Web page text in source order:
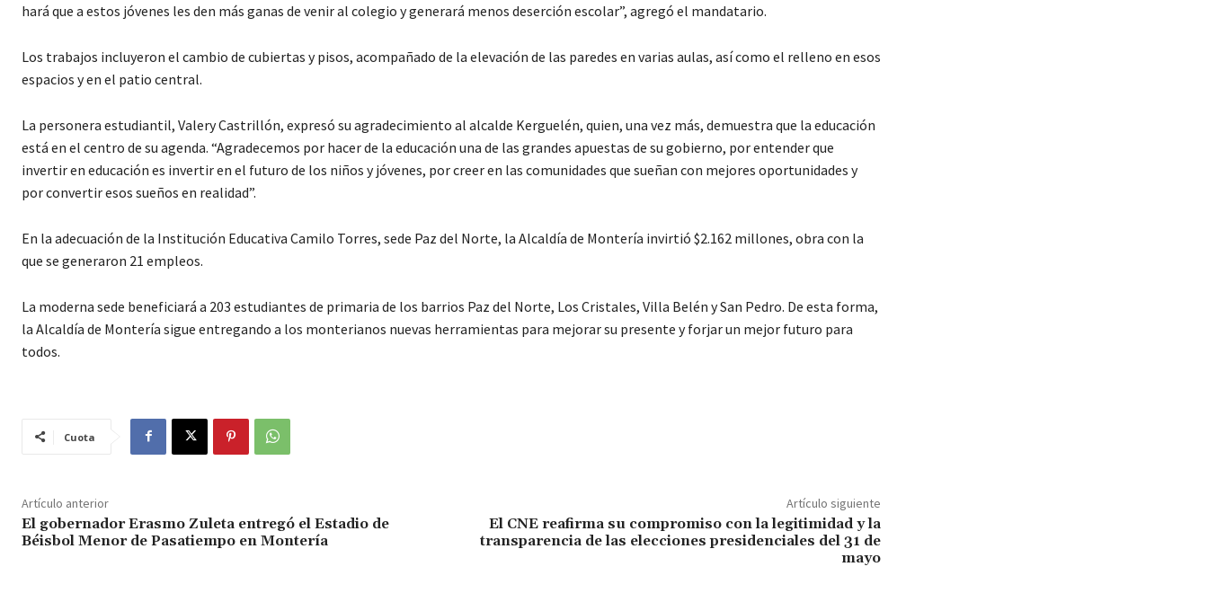
hará que a estos jóvenes les den más ganas de venir al colegio y generará menos deserción escolar”, agregó el mandatario.
Los trabajos incluyeron el cambio de cubiertas y pisos, acompañado de la elevación de las paredes en varias aulas, así como el relleno en esos
espacios y en el patio central.
La personera estudiantil, Valery Castrillón, expresó su agradecimiento al alcalde Kerguelén, quien, una vez más, demuestra que la educación
está en el centro de su agenda. “Agradecemos por hacer de la educación una de las grandes apuestas de su gobierno, por entender que
invertir en educación es invertir en el futuro de los niños y jóvenes, por creer en las comunidades que sueñan con mejores oportunidades y
por convertir esos sueños en realidad”.
En la adecuación de la Institución Educativa Camilo Torres, sede Paz del Norte, la Alcaldía de Montería invirtió $2.162 millones, obra con la
que se generaron 21 empleos.
La moderna sede beneficiará a 203 estudiantes de primaria de los barrios Paz del Norte, Los Cristales, Villa Belén y San Pedro. De esta forma,
la Alcaldía de Montería sigue entregando a los monterianos nuevas herramientas para mejorar su presente y forjar un mejor futuro para
todos.
Cuota
Artículo anterior
El gobernador Erasmo Zuleta entregó el Estadio de
Béisbol Menor de Pasatiempo en Montería
Artículo siguiente
El CNE reafirma su compromiso con la legitimidad y la
transparencia de las elecciones presidenciales del 31 de
mayo